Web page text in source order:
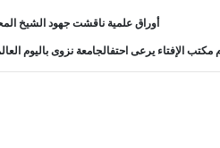
أوراق علمية ناقشت جهود الشيخ
الإفتاء يرعى احتفالجامعة نزوى باليوم العالمي للغة العربية